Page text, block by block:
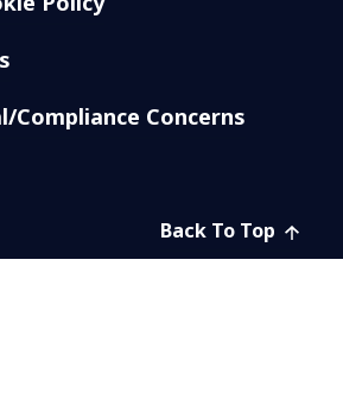
Compliance Concerns
Back To Top